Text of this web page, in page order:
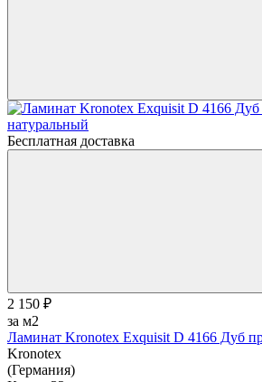
Бесплатная доставка
2 150 ₽
за м2
Ламинат Kronotex Exquisit D 4166 Дуб
Kronotex
(Германия)